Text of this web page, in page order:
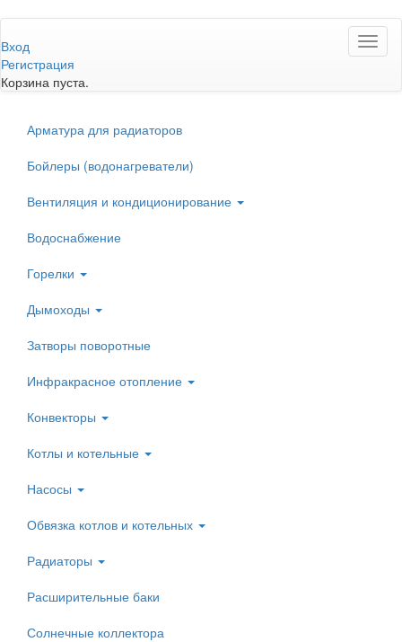
к
основному
содержанию
Вход
Регистрация
Корзина пуста.
Арматура для радиаторов
Бойлеры (водонагреватели)
Вентиляция и кондиционирование
Водоснабжение
Горелки
Дымоходы
Затворы поворотные
Инфракрасное отопление
Конвекторы
Котлы и котельные
Насосы
Обвязка котлов и котельных
Радиаторы
Расширительные баки
Солнечные коллектора